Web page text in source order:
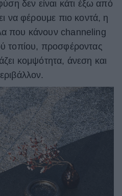
δεν είναι κάτι έξω από
να φέρουμε πιο κοντά, η
που κάνουν channeling
τοπίου, προσφέροντας
κομψότητα, άνεση και